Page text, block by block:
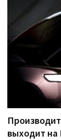
выходит на